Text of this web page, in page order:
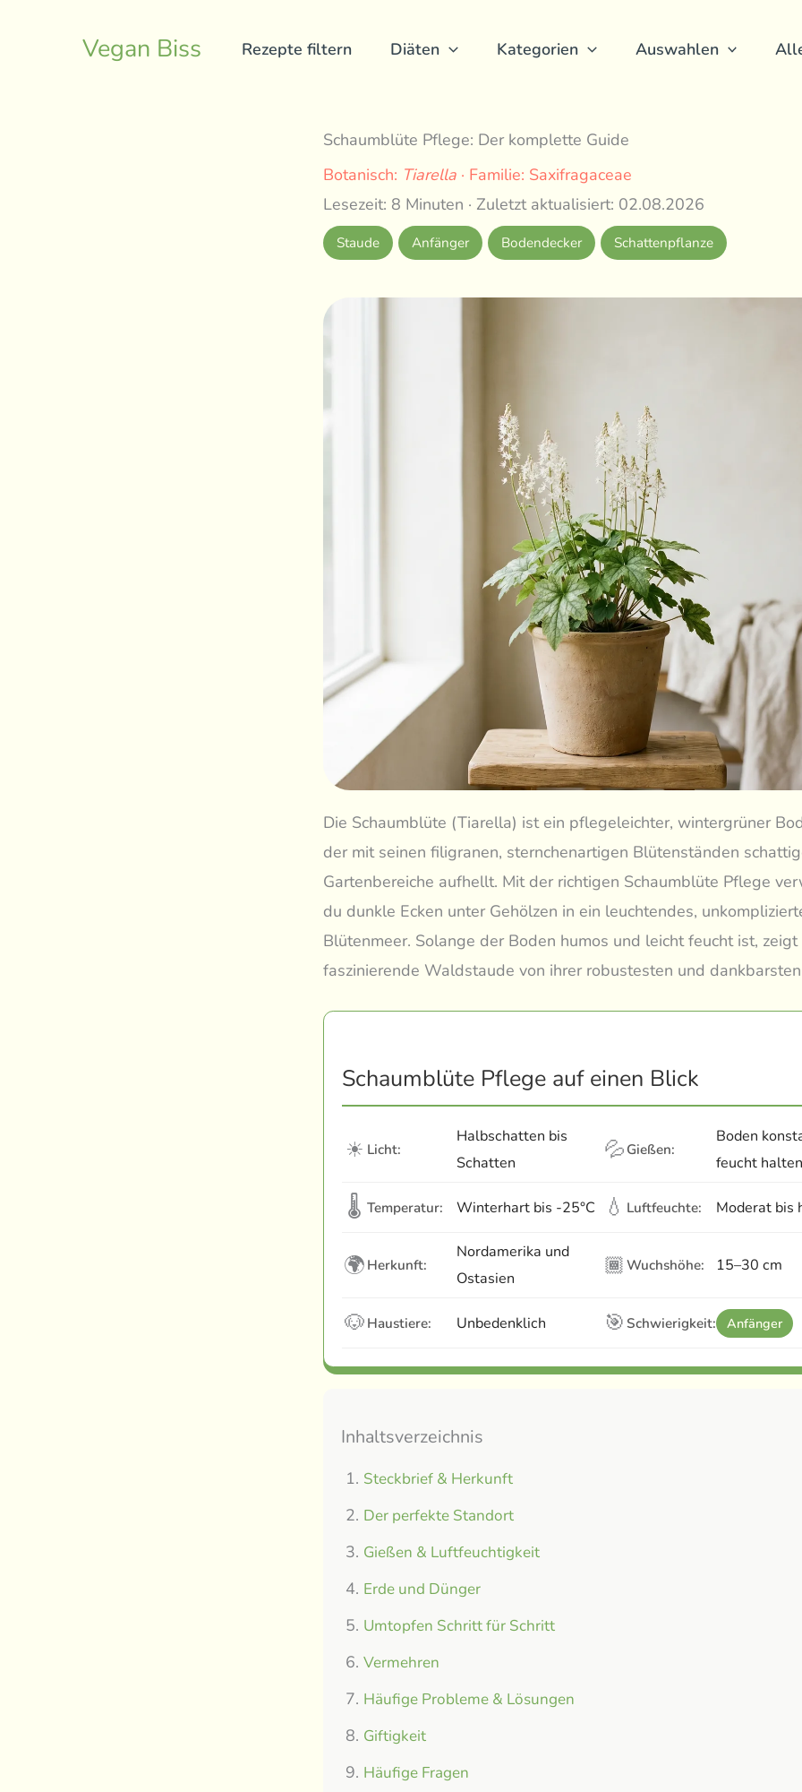
Vegan Biss Rezepte filtern Diäten Kategorien Auswahlen
Schaumblüte Pflege: Der komplette Guide
Botanisch: Tiarella · Familie: Saxifragaceae
Lesezeit: 8 Minuten · Zuletzt aktualisiert: 02.08.2026
Staude Anfänger Bodendecker Schattenpflanze
Die Schaumblüte (Tiarella) ist ein pflegeleichter, wintergrüner
der mit seinen filigranen, sternchenartigen Blütenständen
Gartenbereiche aufhellt. Mit der richtigen Schaumblüte Pflege
du dunkle Ecken unter Gehölzen in ein leuchtendes,
Blütenmeer. Solange der Boden humos und leicht feucht ist, zeigt
faszinierende Waldstaude von ihrer robustesten und
Schaumblüte Pflege auf einen Blick
☀ Licht:
Halbschatten bis
Schatten
💦 Gießen:
Boden
feucht halten
🌡 Temperatur: Winterhart bis -25°C 💧 Luftfeuchte: Moderat bis
🌍 Herkunft:
Nordamerika und
Ostasien
🏾 Wuchshöhe: 15–30 cm
🐶 Haustiere: Unbedenklich 🎯 Schwierigkeit: Anfänger
Inhaltsverzeichnis
Steckbrief & Herkunft
Der perfekte Standort
Gießen & Luftfeuchtigkeit
Erde und Dünger
Umtopfen Schritt für Schritt
Vermehren
Häufige Probleme & Lösungen
Giftigkeit
Häufige Fragen